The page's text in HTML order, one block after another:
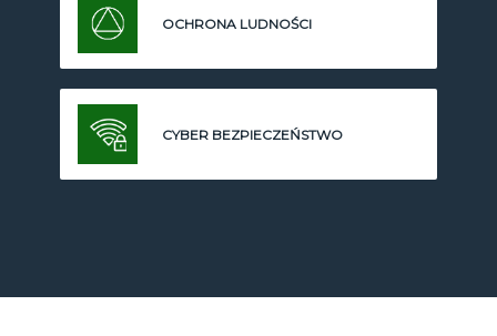
OCHRONA LUDNOŚCI
CYBER BEZPIECZEŃSTWO